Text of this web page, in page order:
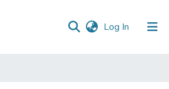
Log In (current)